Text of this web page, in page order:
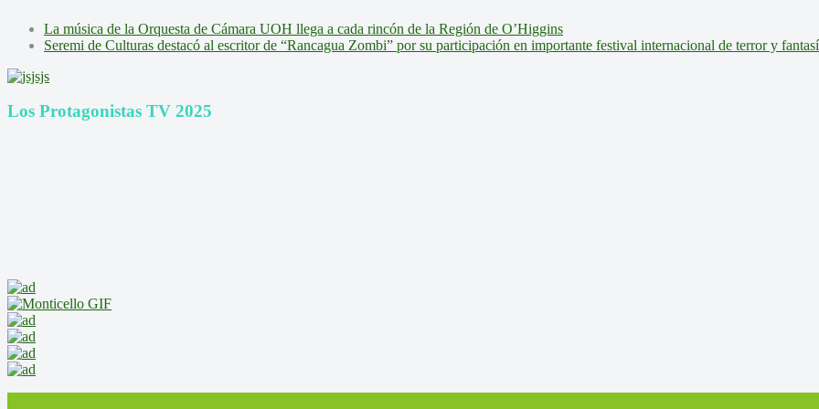
La música de la Orquesta de Cámara UOH llega a cada rincón de la Región de O’Higgins
Seremi de Culturas destacó al escritor de “Rancagua Zombi” por su participación en importante festival internacional de terror y
Los Protagonistas TV 2025